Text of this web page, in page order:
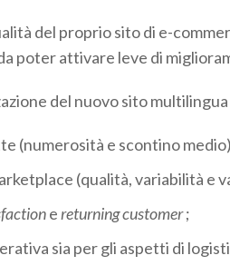
del proprio sito di e-
poter attivare leve di
del nuovo sito
(numerosità e scontino
(qualità, variabilità e
ereturning customer;
sia per gli aspetti di